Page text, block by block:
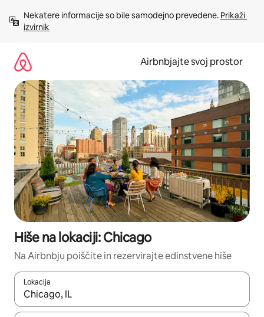
vsebino
Nekatere informacije so bile samodejno prevedene. Prikaži
izvirnik
Airbnbjajte svoj prostor
Hiše na lokaciji: Chicago
Na Airbnbju poiščite in rezervirajte edinstvene hiše
Lokacija
Ko so rezultati na voljo, krmarite s puščičnima tipkama gor in